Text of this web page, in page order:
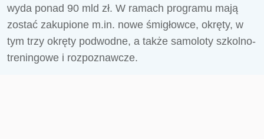
wyda ponad 90 mld zł. W ramach programu mają
zostać zakupione m.in. nowe śmigłowce, okręty, w
tym trzy okręty podwodne, a także samoloty szkolno-
treningowe i rozpoznawcze.